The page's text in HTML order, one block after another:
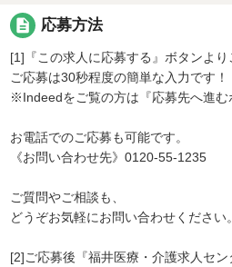
description 応募方法
[1]『この求人に応募する』ボタンより
ご応募は30秒程度の簡単な入力です！
※Indeedをご覧の方は『応募先へ進む
お電話でのご応募も可能です。
《お問い合わせ先》0120-55-1235
ご質問やご相談も、
どうぞお気軽にお問い合わせください。
[2]ご応募後『福井医療・介護求人セ